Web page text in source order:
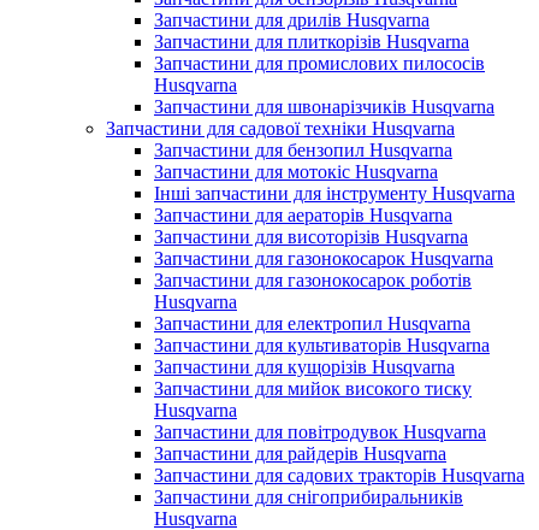
Запчастини для дрилів Husqvarna
Запчастини для плиткорізів Husqvarna
Запчастини для промислових пилососів
Husqvarna
Запчастини для швонарізчиків Husqvarna
Запчастини для садової техніки Husqvarna
Запчастини для бензопил Husqvarna
Запчастини для мотокіс Husqvarna
Інші запчастини для інструменту Husqvarna
Запчастини для аераторів Husqvarna
Запчастини для висоторізів Husqvarna
Запчастини для газонокосарок Husqvarna
Запчастини для газонокосарок роботів
Husqvarna
Запчастини для електропил Husqvarna
Запчастини для культиваторів Husqvarna
Запчастини для кущорізів Husqvarna
Запчастини для мийок високого тиску
Husqvarna
Запчастини для повітродувок Husqvarna
Запчастини для райдерів Husqvarna
Запчастини для садових тракторів Husqvarna
Запчастини для снігоприбиральників
Husqvarna